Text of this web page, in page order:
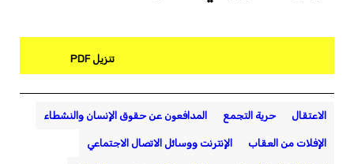
تنزيل PDF
الاعتقال حرية التجمع المدافعون عن حقوق الإنسان والنشطاء
الإفلات من العقاب الإنترنت ووسائل الاتصال الاجتماعي